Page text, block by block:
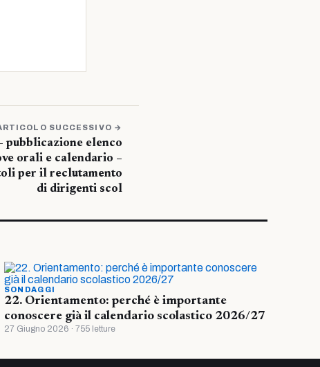
SUCCESSIVO →
pubblicazione elenco
orali e calendario –
per il reclutamento
di dirigenti scol
SONDAGGI
22. Orientamento: perché è importante
conoscere già il calendario scolastico 2026/27
27 Giugno 2026 · 755 letture